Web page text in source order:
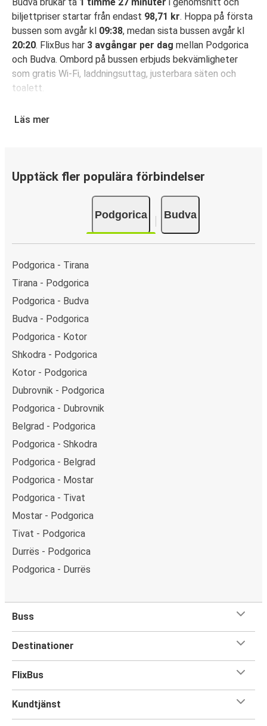
biljettpriser startar från endast 98,71 kr. Hoppa på första
bussen som avgår kl 09:38, medan sista bussen avgår kl
20:20. FlixBus har 3 avgångar per dag mellan Podgorica
och Budva. Ombord på bussen erbjuds bekvämligheter
som gratis Wi-Fi, laddningsuttag, justerbara säten och
toalett.
Budva
bara några få klick. När du köper din biljett på hemsidan
PayPal, Google Pay eller Apple Pay. N/A.
Läs mer
Upptäck fler populära förbindelser
Podgorica Budva
Podgorica - Tirana
Tirana - Podgorica
Podgorica - Budva
Budva - Podgorica
Podgorica - Kotor
Shkodra - Podgorica
Kotor - Podgorica
Dubrovnik - Podgorica
Podgorica - Dubrovnik
Belgrad - Podgorica
Podgorica - Shkodra
Podgorica - Belgrad
Podgorica - Mostar
Podgorica - Tivat
Mostar - Podgorica
Tivat - Podgorica
Durrës - Podgorica
Podgorica - Durrës
Buss
Destinationer
FlixBus
Kundtjänst